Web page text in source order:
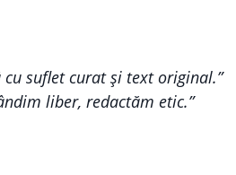
cu suflet curat și text original.”
liber, redactăm etic.”